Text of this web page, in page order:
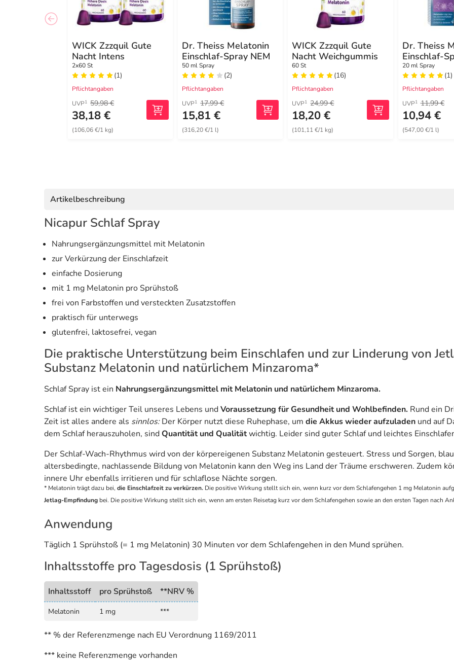
WICK Zzzquil Gute
Nacht Intens
2x60 St
(1)
Pflichtangaben
UVP1 59,98 €
38,18 €
(106,06 €/1 kg)
Dr. Theiss Melatonin
Einschlaf-Spray NEM
50 ml Spray
(2)
Pflichtangaben
UVP1 17,99 €
15,81 €
(316,20 €/1 l)
WICK Zzzquil Gute
Nacht Weichgummis
60 St
(16)
Pflichtangaben
UVP1 24,99 €
18,20 €
(101,11 €/1 kg)
Dr. Theiss
Einschlaf-
20 ml Spray
(1)
Pflichtangaben
UVP1 11,99 €
10,94 €
(547,00 €/1 l)
Artikelbeschreibung
Nicapur Schlaf Spray
Nahrungsergänzungsmittel mit Melatonin
zur Verkürzung der Einschlafzeit
einfache Dosierung
mit 1 mg Melatonin pro Sprühstoß
frei von Farbstoffen und versteckten Zusatzstoffen
praktisch für unterwegs
glutenfrei, laktosefrei, vegan
Die praktische Unterstützung beim Einschlafen und zur Linderung von
Substanz Melatonin und natürlichem Minzaroma*
Schlaf Spray ist ein Nahrungsergänzungsmittel mit Melatonin und natürlichem Minzaroma.
Schlaf ist ein wichtiger Teil unseres Lebens undVoraussetzung für Gesundheit und Wohlbefinden. Rund ein
Zeit ist alles andere als sinnlos:Der Körper nutzt diese Ruhephase, um die Akkus wieder aufzuladen und auf
dem Schlaf herauszuholen, sindQuantität und Qualitätwichtig. Leider sind guter Schlaf und leichtes
Der Schlaf-Wach-Rhythmus wird von der körpereigenen Substanz Melatonin gesteuert. Stress und Sorgen,
altersbedingte, nachlassende Bildung von Melatonin kann den Weg ins Land der Träume erschweren. Zudem
innere Uhr ebenfalls irritieren und für schlaflose Nächte sorgen.
* Melatonin trägt dazu bei, die Einschlafzeit zu verkürzen. Die positive Wirkung stellt sich ein, wenn kurz vor dem Schlafengehen 1 mg Melatonin
Jetlag-Empfindung bei. Die positive Wirkung stellt sich ein, wenn am ersten Reisetag kurz vor dem Schlafengehen sowie an den ersten Tagen nach
Anwendung
Täglich 1 Sprühstoß (= 1 mg Melatonin) 30 Minuten vor dem Schlafengehen in den Mund sprühen.
Inhaltsstoffe pro Tagesdosis (1 Sprühstoß)
Inhaltsstoff pro Sprühstoß **NRV %
Melatonin 1 mg ***
** % der Referenzmenge nach EU Verordnung 1169/2011
*** keine Referenzmenge vorhanden